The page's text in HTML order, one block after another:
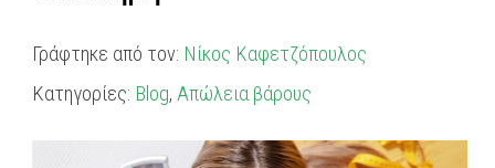
Γράφτηκε από τον: Νίκος Καφετζόπουλος
Κατηγορίες: Blog, Απώλεια βάρους